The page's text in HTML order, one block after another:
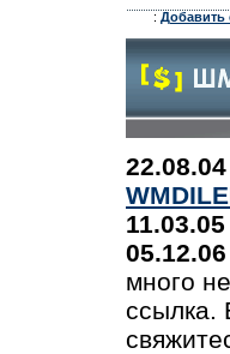
: Добавить
22.08.04
11.03.05
05.12.06
много
ссылка.